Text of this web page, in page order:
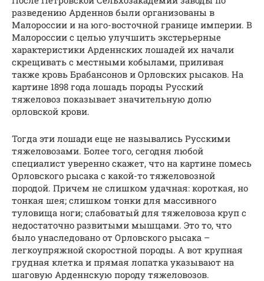
разведению Арденнов были организованы в
Малороссии и на юго-восточной границе империи. В
Малороссии с целью улучшить экстерьерные
характеристики Арденнских лошадей их начали
скрещивать с местными кобылами, приливая
также кровь Брабансонов и Орловских рысаков. На
картине 1898 года лошадь породы Русский
тяжеловоз показывает значительную долю
орловской крови.
Тогда эти лошади еще не назывались Русскими
тяжеловозами. Более того, сегодня любой
специалист уверенно скажет, что на картине помесь
Орловского рысака с какой-то тяжеловозной
породой. Причем не слишком удачная: короткая, но
тонкая шея; слишком тонки для массивного
туловища ноги; слабоватый для тяжеловоза круп с
недостаточно развитыми мышцами. Это то, что
было унаследовано от Орловского рысака –
легкоупряжной скоростной породы. А вот крупная
грудная клетка и прямая лопатка указывают на
шаговую Арденнскую породу тяжеловозов.